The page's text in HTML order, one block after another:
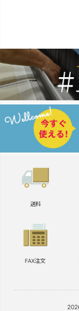
送料
FAX注文